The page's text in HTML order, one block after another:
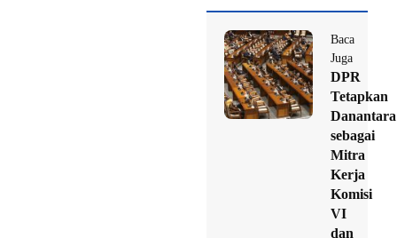
Baca
Juga
DPR
Tetapkan
Danantara
sebagai
Mitra
Kerja
Komisi
VI
dan